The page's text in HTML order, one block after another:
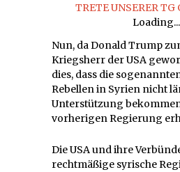
TRETE UNSERER TG
Loading...
Nun, da Donald Trump
Kriegsherr der USA
dies, dass die
Rebellen in Syrien nicht
Unterstützung
vorherigen Regierung
Die USA und ihre
rechtmäßige syrische